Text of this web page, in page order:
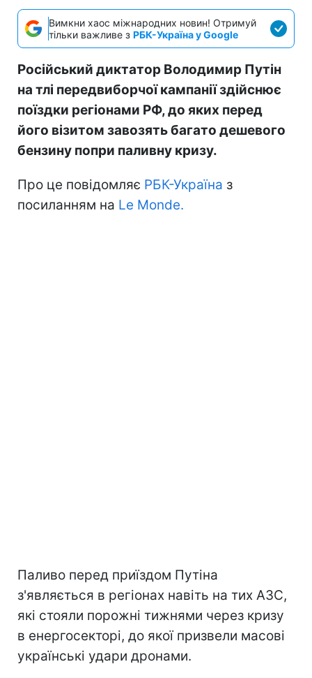
Вимкни хаос міжнародних новин! Отримуй
тільки важливе з РБК-Україна у Google
Російський диктатор Володимир Путін
на тлі передвиборчої кампанії здійснює
поїздки регіонами РФ, до яких перед
його візитом завозять багато дешевого
бензину попри паливну кризу.
Про це повідомляє РБК-Україна з
посиланням на Le Monde.
Паливо перед приїздом Путіна
з'являється в регіонах навіть на тих АЗС,
які стояли порожні тижнями через кризу
в енергосекторі, до якої призвели масові
українські удари дронами.